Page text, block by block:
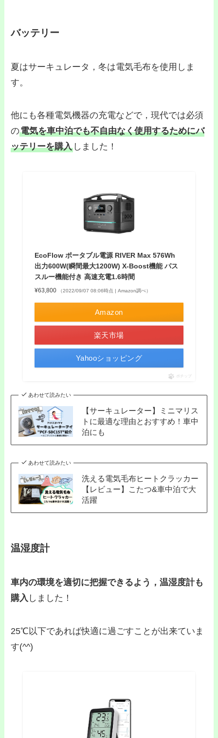
バッテリー
夏はサーキュレータ，冬は電気毛布を使用しま
す。
他にも各種電気機器の充電などで，現代では必須
の電気を車中泊でも不自由なく使用するためにバ
ッテリーを購入 しました！
EcoFlow ポータブル電源 RIVER Max 576Wh
出力600W(瞬間最大1200W) X-Boost機能 パス
スルー機能付き 高速充電1.6時間
¥63,800 （2022/09/07 08:06時点 | Amazon調べ）
Amazon
楽天市場
Yahooショッピング
ポチップ
あわせて読みたい
【サーキュレーター】ミニマリス
トに最適な理由とおすすめ！車中
泊にも
あわせて読みたい
洗える電気毛布ヒートクラッカー
【レビュー】こたつ&車中泊で大
活躍
温湿度計
車内の環境を適切に把握できるよう，温湿度計も
購入 しました！
25℃以下であれば快適に過ごすことが出来ていま
す(^^)